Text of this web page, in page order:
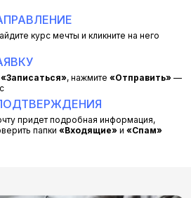
курс мечты и кликните на него
«Записаться», нажмите «Отправить» —
придет подробная информация,
папки «Входящие» и «Спам»